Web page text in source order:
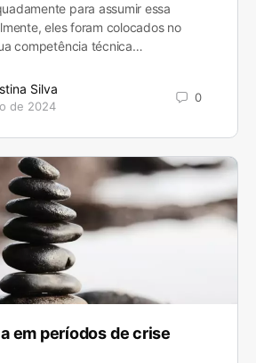
para assumir essa
eles foram colocados no
competência técnica…
Silva
de 2024
0
em períodos de crise